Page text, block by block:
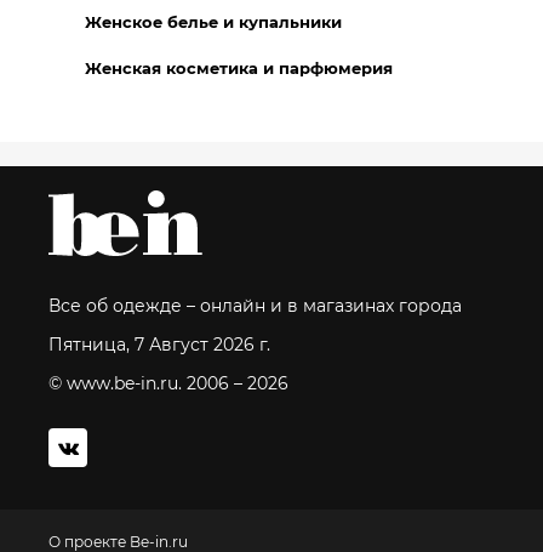
Женское белье и купальники
Женская косметика и парфюмерия
Все об одежде – онлайн и в магазинах города
Пятница, 7 Август 2026 г.
© www.be-in.ru. 2006 – 2026
О проекте Be-in.ru